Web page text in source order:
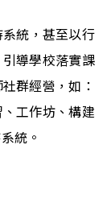
統，甚至以行
導學校落實課
群經營，如：
工作坊、構建
統。